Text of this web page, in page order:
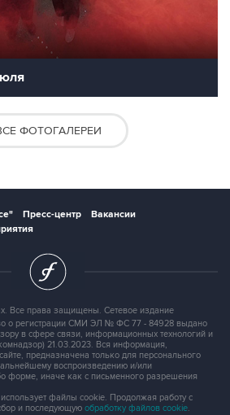
ФОТОГАЛЕРЕИ
Пресс-центр
Вакансии
Все права защищены. Сетевое издание
о регистрации СМИ ЭЛ № ФС 77 - 84928 выдано
в сфере связи, информационных технологий и
21.03.2023. Вся информация,
предназначена только для персонального
воспроизведению и/или
форме, иначе как с письменного разрешения
файлы cookie. Продолжая работу с
и последующую обработку файлов cookie.